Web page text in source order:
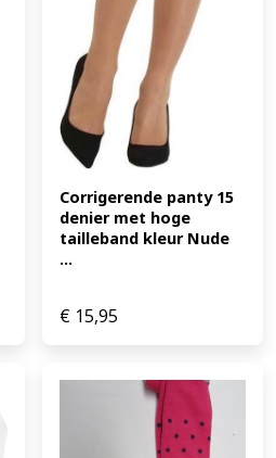
Corrigerende panty 15
denier met hoge
tailleband kleur Nude
...
€ 15,95